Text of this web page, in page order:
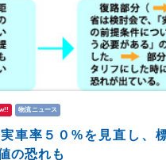
物流ニュース
車率５０%を見直し、
の恐れも